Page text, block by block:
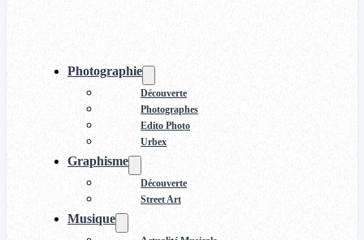
Photographie
Découverte
Photographes
Edito Photo
Urbex
Graphisme
Découverte
Street Art
Musique